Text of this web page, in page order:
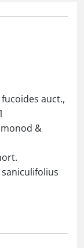
auct.,
&